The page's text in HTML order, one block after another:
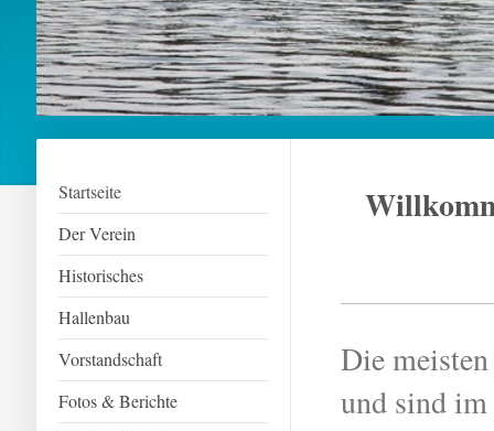
Startseite
Der Verein
Historisches
Hallenbau
Vorstandschaft
Fotos & Berichte
Die
und sind